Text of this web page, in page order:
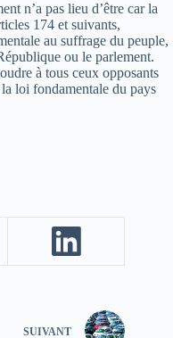
n’a pas lieu d’être car la
174 et suivants,
au suffrage du peuple,
ou le parlement.
à tous ceux opposants
loi fondamentale du pays
SUIVANT